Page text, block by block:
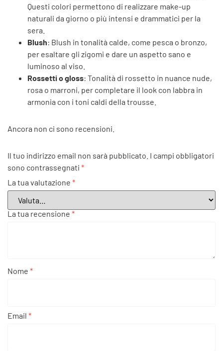
Questi colori permettono di realizzare make-up
naturali da giorno o più intensi e drammatici per la
sera.
Blush: Blush in tonalità calde, come pesca o bronzo,
per esaltare gli zigomi e dare un aspetto sano e
luminoso al viso.
Rossetti o gloss: Tonalità di rossetto in nuance nude,
rosa o marroni, per completare il look con labbra in
armonia con i toni caldi della trousse.
Ancora non ci sono recensioni.
Il tuo indirizzo email non sarà pubblicato. I campi obbligatori
sono contrassegnati *
La tua valutazione *
La tua recensione *
Nome *
Email *